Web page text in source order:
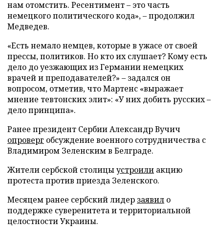
нам отомстить. Ресентимент – это часть
немецкого политического кода», – продолжил
Медведев.
«Есть немало немцев, которые в ужасе от своей
прессы, политиков. Но кто их слушает? Кому есть
дело до уезжающих из Германии немецких
врачей и преподавателей?» – задался он
вопросом, отметив, что Мартенс «выражает
мнение тевтонских элит»: «У них добить русских –
дело принципа».
Ранее президент Сербии Александр Вучич
опроверг обсуждение военного сотрудничества с
Владимиром Зеленским в Белграде.
Жители сербской столицыустроили акцию
протеста против приезда Зеленского.
Месяцем ранее сербский лидер заявил о
поддержке суверенитета и территориальной
целостности Украины.